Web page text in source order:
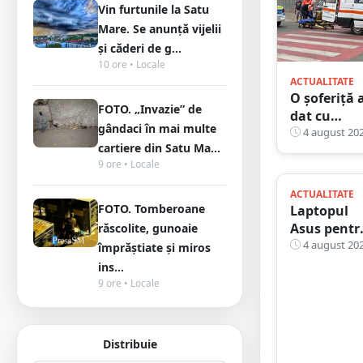
Vin furtunile la Satu
Mare. Se anunță vijelii
și căderi de g...
10 ore • Locale
FOTO. „Invazie” de
gândaci în mai multe
cartiere din Satu Ma...
9 ore • Locale
FOTO. Tomberoane
răscolite, gunoaie
împrăștiate și miros
ins...
9 ore • Locale
Distribuie
ACTUALITATE
O șoferiță
dat cu
mașina
peste un
bunic, pe
trecerea de
pietoni, în
județul Satu
Mare
4 august
ACTUALITATE
Laptopul
Asus
jocuri -
4 august